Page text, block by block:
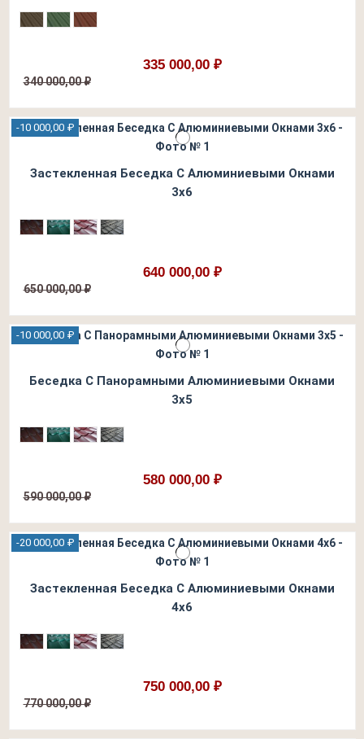
335 000,00 ₽
340 000,00 ₽
-10 000,00 ₽
Застекленная Беседка С Алюминиевыми Окнами
3х6
640 000,00 ₽
650 000,00 ₽
-10 000,00 ₽
Беседка С Панорамными Алюминиевыми Окнами
3х5
580 000,00 ₽
590 000,00 ₽
-20 000,00 ₽
Застекленная Беседка С Алюминиевыми Окнами
4х6
750 000,00 ₽
770 000,00 ₽